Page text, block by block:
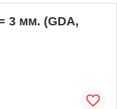
3 мм. (GDA,